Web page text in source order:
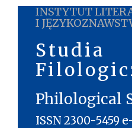
INSTYTUT
I
Studia
Philological
ISSN 2300-5459